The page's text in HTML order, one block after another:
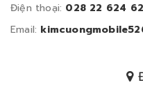
Điện thoại: 028 22 624
Email: